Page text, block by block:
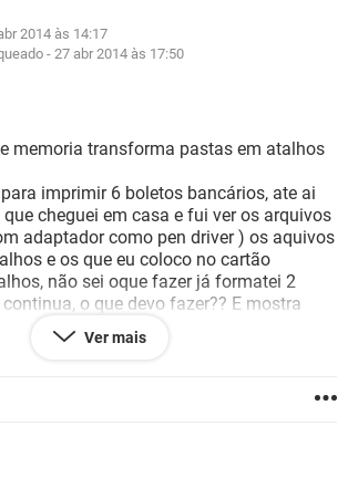
FACEBOOK
EXCEL
2014 às 14:17
-27 abr 2014 às 17:50
memoria transforma pastas em atalhos
imprimir 6 boletos bancários, ate ai
cheguei em casa e fui ver os arquivos
adaptador como pen driver ) os aquivos
e os que eu coloco no cartão
não sei oque fazer já formatei 2
o que devo fazer?? E mostra
cmd (C:\Windows\system32) )
Ver mais